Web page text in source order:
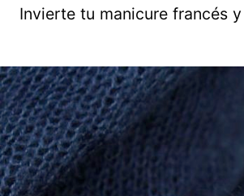
Invierte tu manicure francés